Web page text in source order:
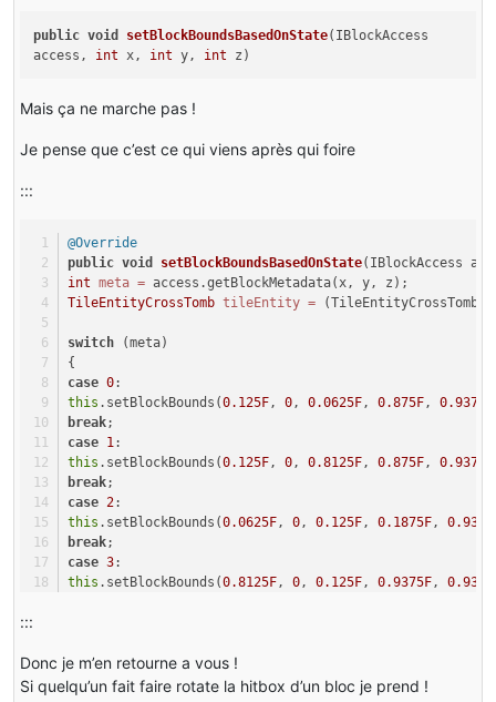
public void setBlockBoundsBasedOnState(IBlockAccess
access, int x, int y, int z)
Mais ça ne marche pas !
Je pense que c’est ce qui viens après qui foire
:::
@Override
public void setBlockBoundsBasedOnState(IBlockAccess
int meta = access.getBlockMetadata(x, y, z);
TileEntityCrossTomb tileEntity =
switch (meta)
{
case 0:
this .setBlockBounds(0.125F, 0, 0.0625F, 0.875F, 0.9375F
break;
case 1:
this .setBlockBounds(0.125F, 0, 0.8125F, 0.875F, 0.9375F
break;
case 2:
this .setBlockBounds(0.0625F, 0, 0.125F, 0.1875F,
break;
case 3:
this .setBlockBounds(0.8125F, 0, 0.125F, 0.9375F,
:::
Donc je m’en retourne a vous !
Si quelqu’un fait faire rotate la hitbox d’un bloc je prend !